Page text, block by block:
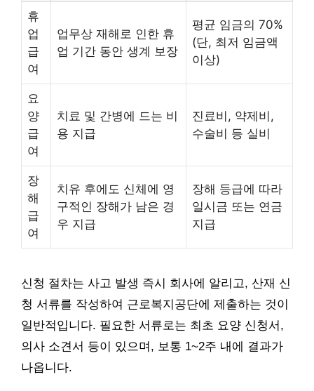
휴
업
급
여
업무상 재해로 인한 휴
업 기간 동안 생계 보장
평균 임금의 70%
(단, 최저 임금액
이상)
요
양
급
여
치료 및 간병에 드는 비
용 지급
진료비, 약제비,
수술비 등 실비
장
해
급
여
치유 후에도 신체에 영
구적인 장해가 남은 경
우 지급
장해 등급에 따라
일시금 또는 연금
지급
신청 절차는 사고 발생 즉시 회사에 알리고, 산재 신
청 서류를 작성하여 근로복지공단에 제출하는 것이
일반적입니다. 필요한 서류로는 최초 요양 신청서,
의사 소견서 등이 있으며, 보통 1~2주 내에 결과가
나옵니다.